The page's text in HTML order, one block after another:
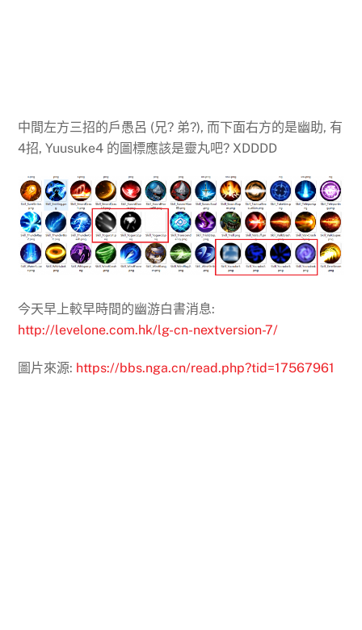
中間左方三招的戶愚呂 (兄? 弟?), 而下面右方的是幽助, 有
4招, Yuusuke4 的圖標應該是靈丸吧? XDDDD
今天早上較早時間的幽游白書消息:
http://levelone.com.hk/lg-cn-nextversion-7/
圖片來源: https://bbs.nga.cn/read.php?tid=17567961